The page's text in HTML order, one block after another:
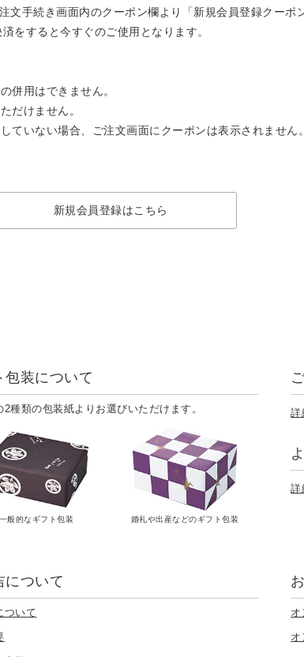
手続き画面内のクーポン欄より「新規会員登録クーポ
をすると今すぐのご使用となります。
併用はできません。
だけません。
いない場合、ご注文画面にクーポンは表示されません。
新規会員登録はこちら
包装について
2種類の包装紙よりお選びいただけます。
一般的なギフト包装 婚礼や出産などのギフト包装
詳
詳
について
ついて オ
オ